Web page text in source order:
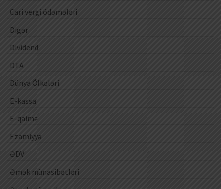
Cari vergi ödəmələri
Digər
Dividend
DTA
Dünya Ölkələri
E-kassa
E-qaimə
Ezamiyyə
ƏDV
Əmək münasibətləri